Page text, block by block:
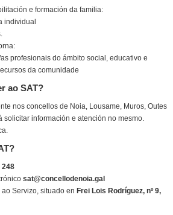
e formación da familia:
individual
profesionais do ámbito social, educativo e
da comunidade
ao SAT?
nos concellos de Noia, Lousame, Muros, Outes
solicitar información e atención no mesmo.
248
sat@concellodenoia.gal
Servizo, situado en Frei Lois Rodríguez, nº 9,